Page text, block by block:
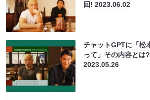
回!2023.06.02
チャットGPTに「松
って」その内容とは
2023.05.26